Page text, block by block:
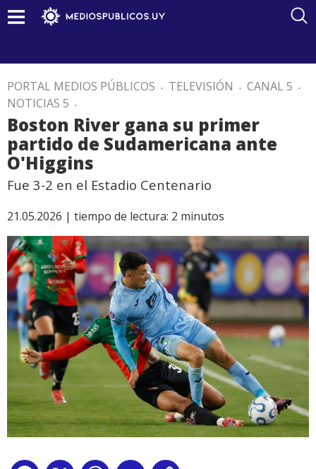
PORTAL MEDIOS PÚBLICOS . TELEVISIÓN . CANAL 5 .
NOTICIAS 5 .
Boston River gana su primer
partido de Sudamericana ante
O'Higgins
Fue 3-2 en el Estadio Centenario
21.05.2026 | tiempo de lectura: 2 minutos